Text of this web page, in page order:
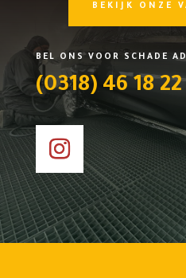
BEKIJK ONZE
BEL ONS VOOR SCHADE
(0318) 46 18 22